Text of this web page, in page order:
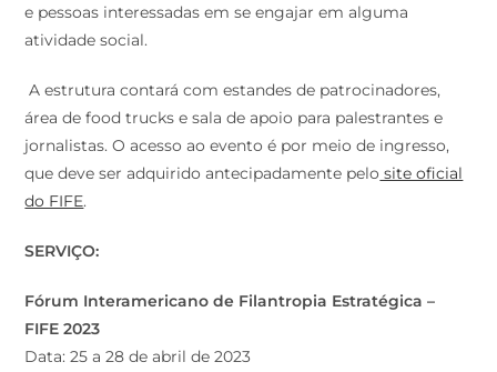
e pessoas interessadas em se engajar em alguma
atividade social.
A estrutura contará com estandes de patrocinadores,
área de food trucks e sala de apoio para palestrantes e
jornalistas. O acesso ao evento é por meio de ingresso,
que deve ser adquirido antecipadamente pelo site oficial
do FIFE.
SERVIÇO:
Fórum Interamericano de Filantropia Estratégica –
FIFE 2023
Data: 25 a 28 de abril de 2023